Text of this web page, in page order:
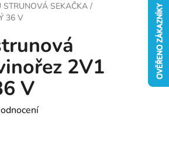
STRUNOVÁ SEKAČKA /
36 V
2V1
V